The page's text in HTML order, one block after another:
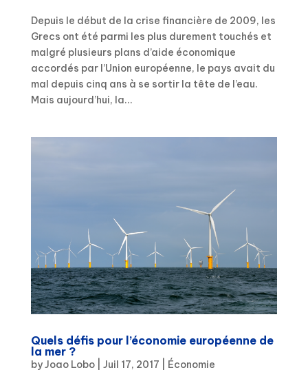
Depuis le début de la crise financière de 2009, les
Grecs ont été parmi les plus durement touchés et
malgré plusieurs plans d’aide économique
accordés par l’Union européenne, le pays avait du
mal depuis cinq ans à se sortir la tête de l’eau.
Mais aujourd’hui, la...
Quels défis pour l’économie européenne de
la mer ?
byJoao Lobo| Juil 17, 2017 Économie